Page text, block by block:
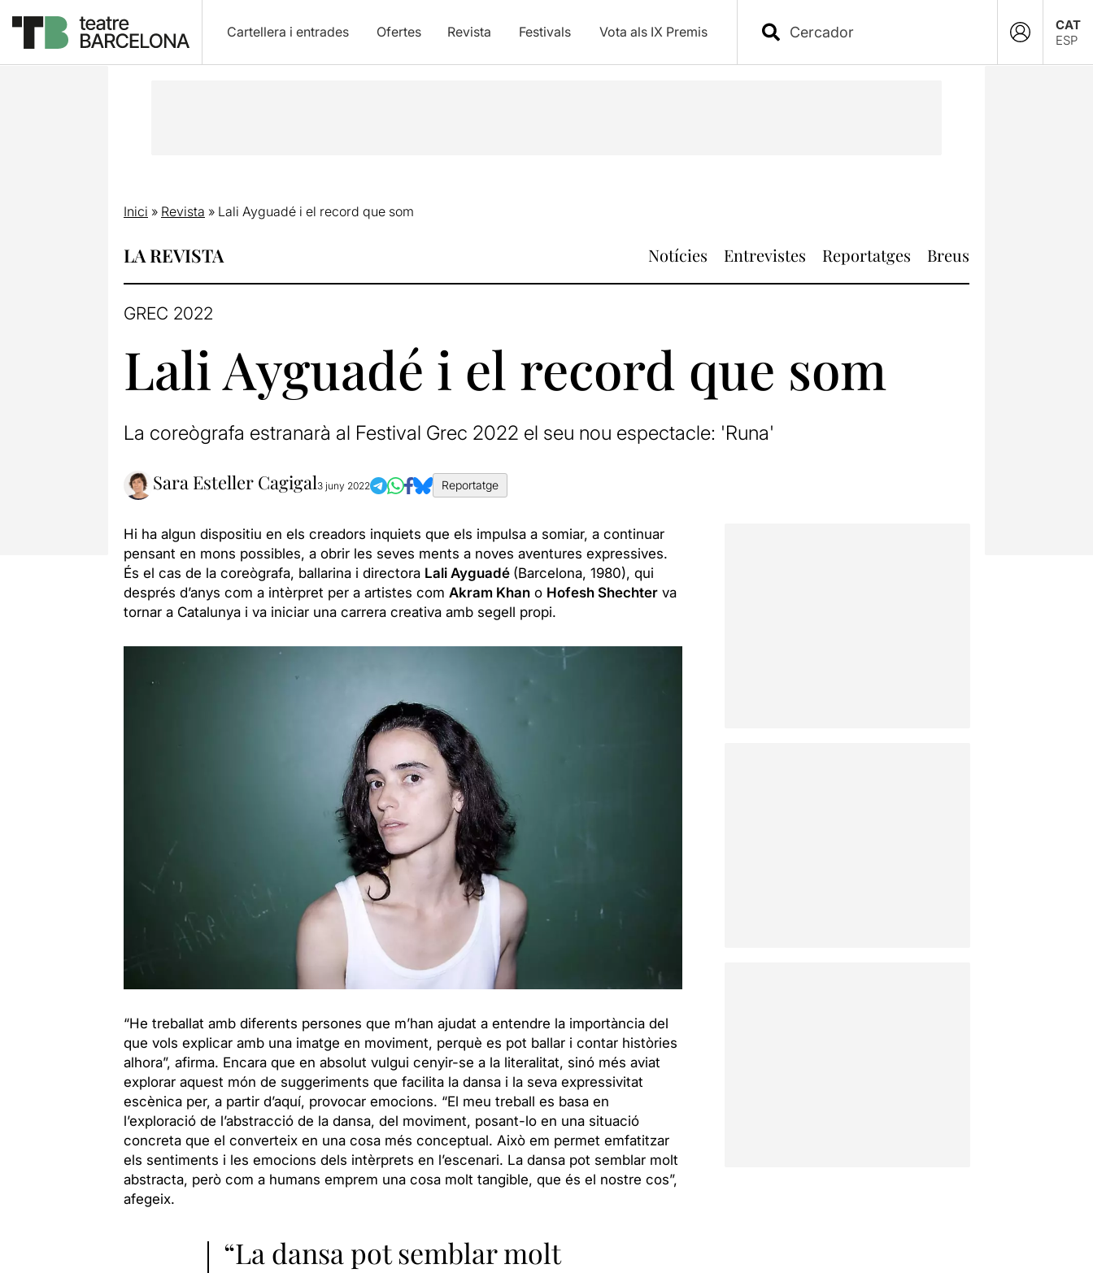
Cartellera i entrades Ofertes Revista Festivals Vota als IX Premis
CAT
ESP
Inici » Revista » Lali Ayguadé i el record que som
LA REVISTA Notícies Entrevistes Reportatges Breus
GREC 2022
Lali Ayguadé i el record que som
La coreògrafa estranarà al Festival Grec 2022 el seu nou espectacle: 'Runa'
Sara Esteller Cagigal3 juny 2022 Reportatge
Hi ha algun dispositiu en els creadors inquiets que els impulsa a somiar, a continuar
pensant en mons possibles, a obrir les seves ments a noves aventures expressives.
És el cas de la coreògrafa, ballarina i directora Lali Ayguadé (Barcelona, 1980), qui
després d’anys com a intèrpret per a artistes com Akram Khano Hofesh Shechterva
tornar a Catalunya i va iniciar una carrera creativa amb segell propi.
“He treballat amb diferents persones que m’han ajudat a entendre la importància del
que vols explicar amb una imatge en moviment, perquè es pot ballar i contar històries
alhora”, afirma. Encara que en absolut vulgui cenyir-se a la literalitat, sinó més aviat
explorar aquest món de suggeriments que facilita la dansa i la seva expressivitat
escènica per, a partir d’aquí, provocar emocions. “El meu treball es basa en
l’exploració de l’abstracció de la dansa, del moviment, posant-lo en una situació
concreta que el converteix en una cosa més conceptual. Això em permet emfatitzar
els sentiments i les emocions dels intèrprets en l’escenari. La dansa pot semblar molt
abstracta, però com a humans emprem una cosa molt tangible, que és el nostre cos”,
afegeix.
“La dansa pot semblar molt